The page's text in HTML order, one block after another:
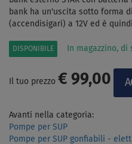
bank ha un'uscita sotto forma
(accendisigari) a 12V ed è
DISPONIBILE In magazzino,
Il tuo prezzo € 99,00
Avanti nella categoria:
Pompe per SUP
Pompe per SUP gonfiabili -